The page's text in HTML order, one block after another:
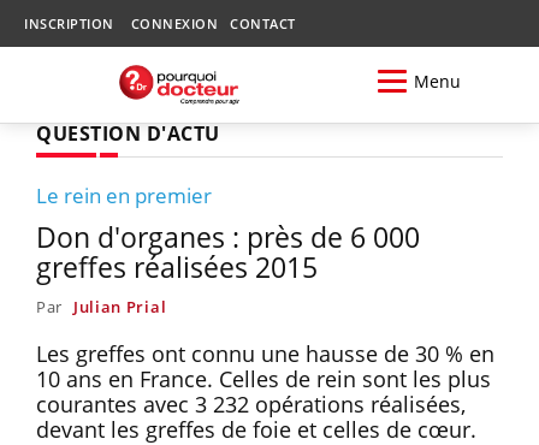
INSCRIPTION CONNEXION CONTACT
Menu
QUESTION D'ACTU
Le rein en premier
Don d'organes : près de 6 000
greffes réalisées 2015
Par Julian Prial
Les greffes ont connu une hausse de 30 % en
10 ans en France. Celles de rein sont les plus
courantes avec 3 232 opérations réalisées,
devant les greffes de foie et celles de cœur.